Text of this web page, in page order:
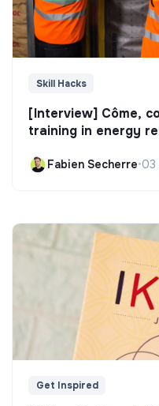
Skill Hacks
[Interview] Côme,
training in energy
Fabien Secherre•03
Get Inspired